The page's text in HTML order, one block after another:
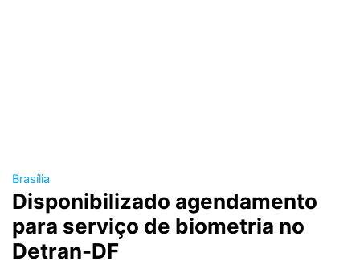
Brasília
Disponibilizado agendamento
para serviço de biometria no
Detran-DF